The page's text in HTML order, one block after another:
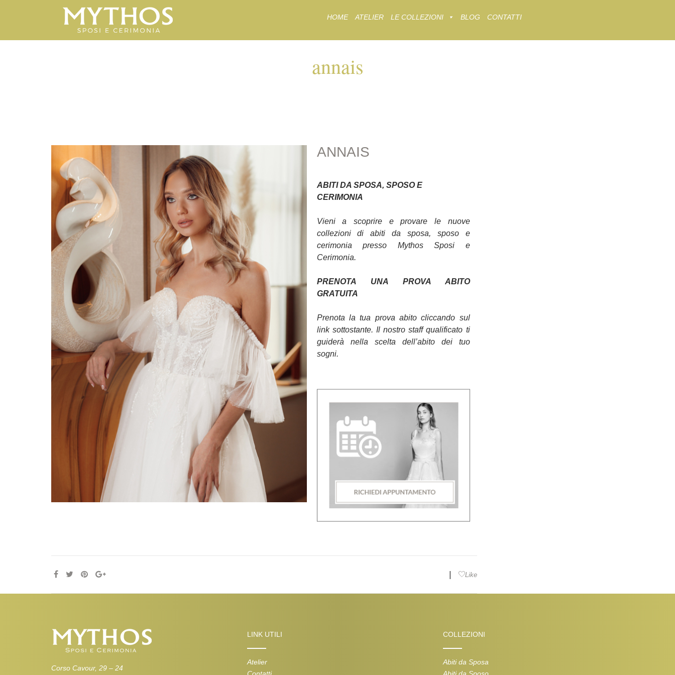
to
HOME ATELIER LE COLLEZIONI BLOG CONTATTI
annais
ANNAIS
ABITI DA SPOSA, SPOSO E
CERIMONIA
Vieni a scoprire e provare le nuove
collezioni di abiti da sposa, sposo e
cerimonia presso Mythos Sposi e
Cerimonia.
PRENOTA UNA PROVA ABITO
GRATUITA
Prenota la tua prova abito cliccando sul
link sottostante. Il nostro staff qualificato ti
guiderà nella scelta dell’abito dei tuo
sogni.
Like
Corso Cavour, 29 – 24
LINK UTILI
Atelier
COLLEZIONI
Abiti da Sposa